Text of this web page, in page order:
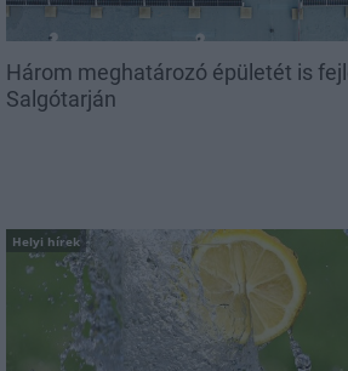
Három meghatározó épületét is
Salgótarján
Helyi hírek